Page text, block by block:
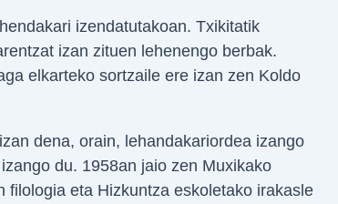
izendatutakoan. Txikitatik
izan zituen lehenengo berbak.
elkarteko sortzaile ere izan zen Koldo
dena, orain, lehandakariordea izango
du. 1958an jaio zen Muxikako
eta Hizkuntza eskoletako irakasle